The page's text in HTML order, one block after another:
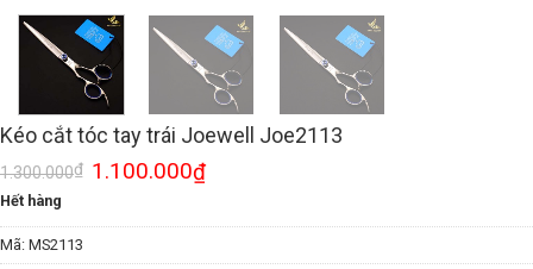
Kéo cắt tóc tay trái Joewell Joe2113
1.300.000₫ 1.100.000₫
Hết hàng
Mã: MS2113